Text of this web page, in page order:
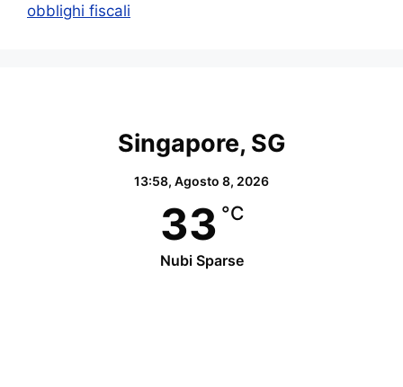
obblighi fiscali
Singapore, SG
13:58, Agosto 8, 2026
33 °C
Nubi Sparse